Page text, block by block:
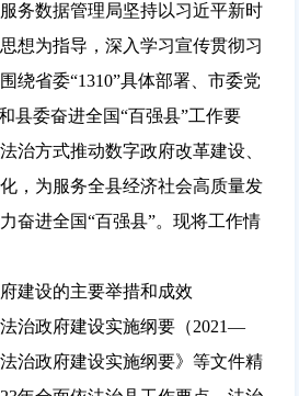
数据管理局坚持以习近平新时
想为指导，深入学习宣传贯彻习
绕省委“1310”具体部署、市委党
县委奋进全国“百强县”工作要
治方式推动数字政府改革建设、
，为服务全县经济社会高质量发
奋进全国“百强县”。现将工作情
建设的主要举措和成效
政府建设实施纲要（2021—
治政府建设实施纲要》等文件精